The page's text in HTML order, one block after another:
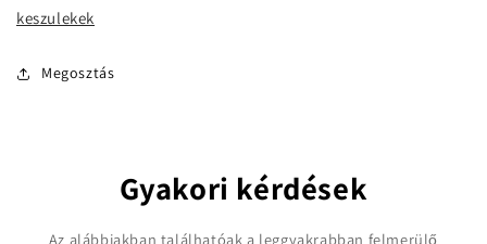
keszulekek
Megosztás
Gyakori kérdések
Az alábbiakban találhatóak a leggyakrabban felmerülő